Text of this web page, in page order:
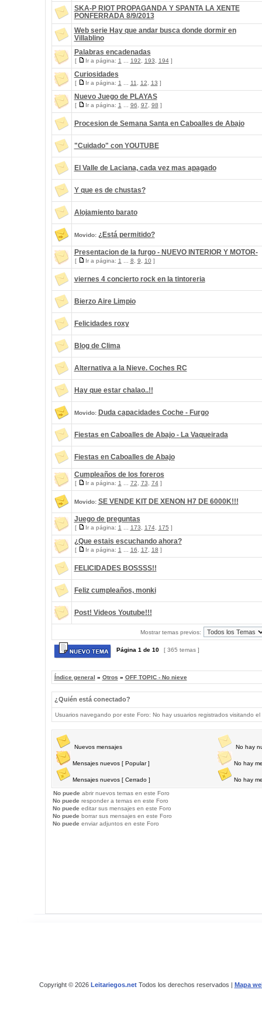
SKA-P RIOT PROPAGANDA Y SPANTA LA XENTE
PONFERRADA 8/9/2013
Web serie Hay que andar busca donde dormir en
Villablino
Palabras encadenadas
[ Ir a página: 1 192 193 194]
Curiosidades
[ Ir a página: 1 11 12 13 ]
Nuevo Juego de PLAYAS
[ Ir a página: 1 96 97 98 ]
Procesion de Semana Santa en Caboalles de Abajo
"Cuidado" con YOUTUBE
El Valle de Laciana, cada vez mas apagado
Y que es de chustas?
Alojamiento barato
Movido: ¿Está permitido?
Presentacion de la furgo - NUEVO INTERIOR Y MOTOR-
[ Ir a página: 1 8 9 10]
viernes 4 concierto rock en la tintoreria
Bierzo Aire Limpio
Felicidades roxy
Blog de Clima
Alternativa a la Nieve. Coches RC
Hay que estar chalao..!!
Movido: Duda capacidades Coche - Furgo
Fiestas en Caboalles de Abajo - La Vaqueirada
Fiestas en Caboalles de Abajo
Cumpleaños de los foreros
[ Ir a página: 1 72 73 74]
Movido: SE VENDE KIT DE XENON H7 DE 6000K!!!
Juego de preguntas
[ Ir a página: 1 173 174, 175 ]
¿Que estais escuchando ahora?
[ Ir a página: 1 16 17 18 ]
FELICIDADES BOSSSS!!
Feliz cumpleaños, monki
Post! Videos Youtube!!!
Mostrar temas previos:
Página 1 de 10 [ 365 temas ]
Índice general » Otros » OFF TOPIC - No nieve
¿Quién está conectado?
Usuarios navegando por este Foro: No hay usuarios registrados visitando
Nuevos mensajes
Mensajes nuevos [ Popular ]
Mensajes nuevos [ Cerrado ]
No hay
No hay
No hay
No puede abrir nuevos temas en este Foro
No puede responder a temas en este Foro
No puede editar sus mensajes en este Foro
No puede borrar sus mensajes en este Foro
No puede enviar adjuntos en este Foro
Copyright © 2026 Leitariegos.netTodos los derechos reservados | Mapa